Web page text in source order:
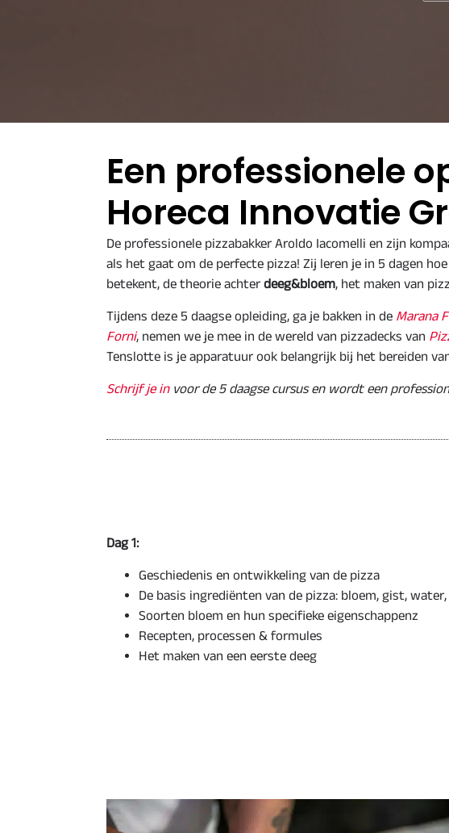
Een professionele
Horeca Innovatie
De professionele pizzabakker Aroldo Iacomelli en zijn
als het gaat om de perfecte pizza! Zij leren je in 5 dagen
betekent, de theorie achter deeg&bloem, het maken van
Tijdens deze 5 daagse opleiding, ga je bakken in de Marana
Forni, nemen we je mee in de wereld van pizzadecks van
Tenslotte is je apparatuur ook belangrijk bij het bereiden
Schrijf je invoor de 5 daagse cursus en wordt een
Dag 1:
Geschiedenis en ontwikkeling van de pizza
De basis ingrediënten van de pizza: bloem, gist,
Soorten bloem en hun specifieke eigenschappenz
Recepten, processen & formules
Het maken van een eerste deeg